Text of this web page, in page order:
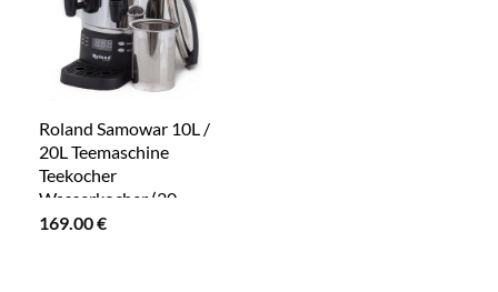
Roland Samowar 10L /
20L Teemaschine
Teekocher
Wasserkocher (20
Liter)
169.00€